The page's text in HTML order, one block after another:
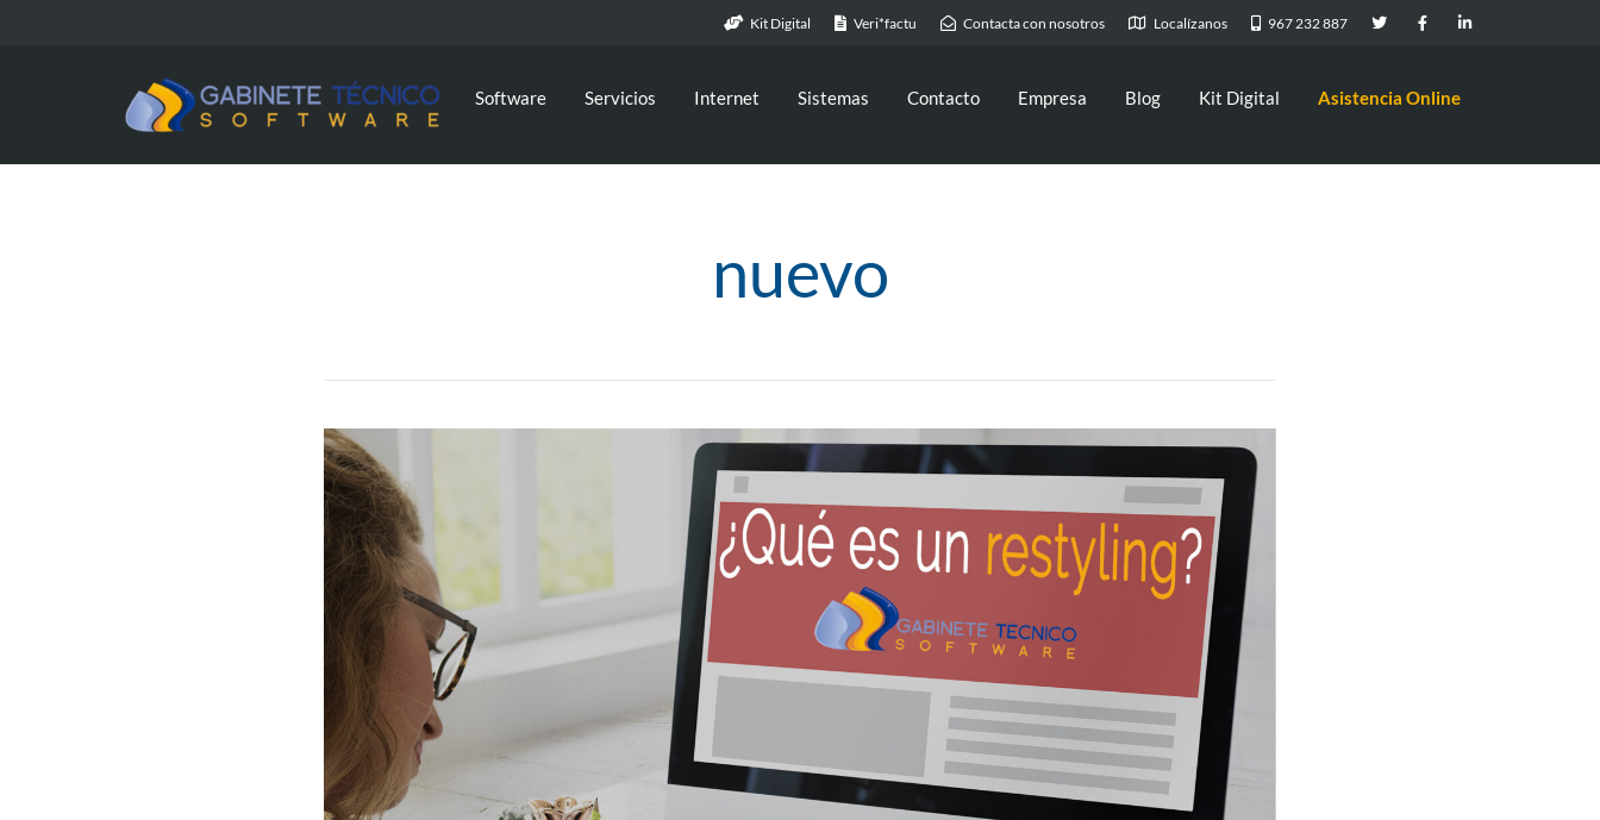
Kit Digital Veri*factu Contacta con nosotros Localízanos 967 232 887
Software Servicios Internet Sistemas Contacto Empresa Blog Kit Digital Asistencia Online
nuevo